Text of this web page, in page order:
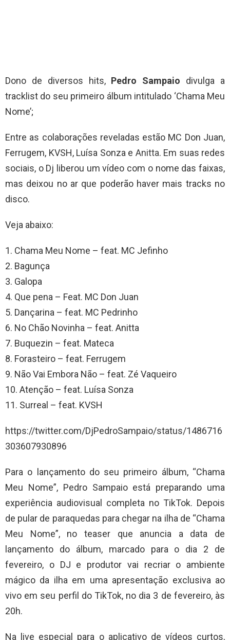
Dono de diversos hits, Pedro Sampaio divulga a
tracklist do seu primeiro álbum intitulado ‘Chama Meu
Nome’;
Entre as colaborações reveladas estão MC Don Juan,
Ferrugem, KVSH, Luísa Sonza e Anitta. Em suas redes
sociais, o Dj liberou um vídeo com o nome das faixas,
mas deixou no ar que poderão haver mais tracks no
disco.
Veja abaixo:
1. Chama Meu Nome – feat. MC Jefinho
2. Bagunça
3. Galopa
4. Que pena – Feat. MC Don Juan
5. Dançarina – feat. MC Pedrinho
6. No Chão Novinha – feat. Anitta
7. Buquezin – feat. Mateca
8. Forasteiro – feat. Ferrugem
9. Não Vai Embora Não – feat. Zé Vaqueiro
10. Atenção – feat. Luísa Sonza
11. Surreal – feat. KVSH
https://twitter.com/DjPedroSampaio/status/1486716
303607930896
Para o lançamento do seu primeiro álbum, “Chama
Meu Nome”, Pedro Sampaio está preparando uma
experiência audiovisual completa no TikTok. Depois
de pular de paraquedas para chegar na ilha de “Chama
Meu Nome”, no teaser que anuncia a data de
lançamento do álbum, marcado para o dia 2 de
fevereiro, o DJ e produtor vai recriar o ambiente
mágico da ilha em uma apresentação exclusiva ao
vivo em seu perfil do TikTok, no dia 3 de fevereiro, às
20h.
Na live especial para o aplicativo de vídeos curtos,